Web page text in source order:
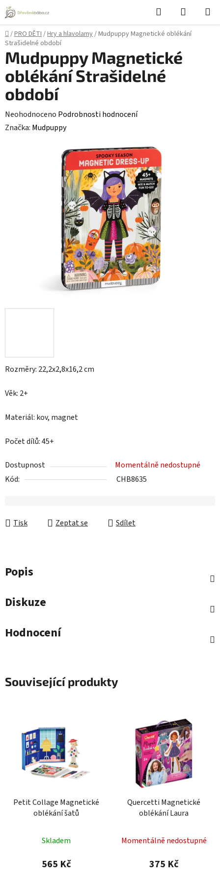
Přejít
na
obsah
Hledat
KOŠÍK
Domů
/PRO DĚTI/Hry a hlavolamy/Mudpuppy Magnetické oblékání
Strašidelné období
Rozměry: 22,2x2,8x16,2 cm
Věk: 2+
Materiál: kov, magnet
Počet dílů: 45+
Dostupnost
Momentálně nedostupné
Kód:
CHB8635
Tisk Zeptat se Sdílet
Mudpuppy Magnetické
oblékání Strašidelné
období
Průměrné
hodnocení
Neohodnoceno Podrobnosti hodnocení
Značka: Mudpuppy
Popis
Diskuze
Hodnocení
Související produkty
Petit Collage Magnetické
oblékání šatů
Skladem
565 Kč
Quercetti Magnetické
oblékání Laura
Momentálně nedostupné
375 Kč